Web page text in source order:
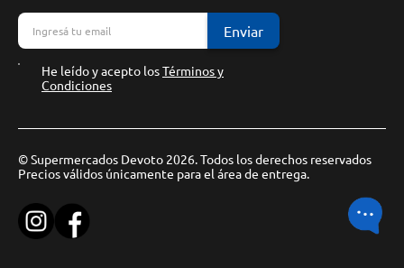
Enviar
He leído y acepto losTérminos y
Condiciones
© Supermercados Devoto 2026. Todos los derechos reservados
Precios válidos únicamente para el área de entrega.